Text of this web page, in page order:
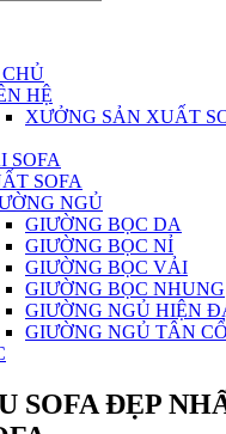
HỆ
XƯỞNG SẢN XUẤT
SOFA
SOFA
NGỦ
GIƯỜNG BỌC DA
GIƯỜNG BỌC NỈ
GIƯỜNG BỌC VẢI
GIƯỜNG BỌC NHUNG
GIƯỜNG NGỦ HIỆN
GIƯỜNG NGỦ TÂN
SOFA ĐẸP